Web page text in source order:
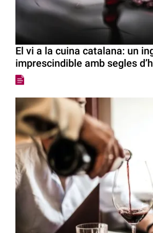
El vi a la cuina catalana: un
imprescindible amb segles